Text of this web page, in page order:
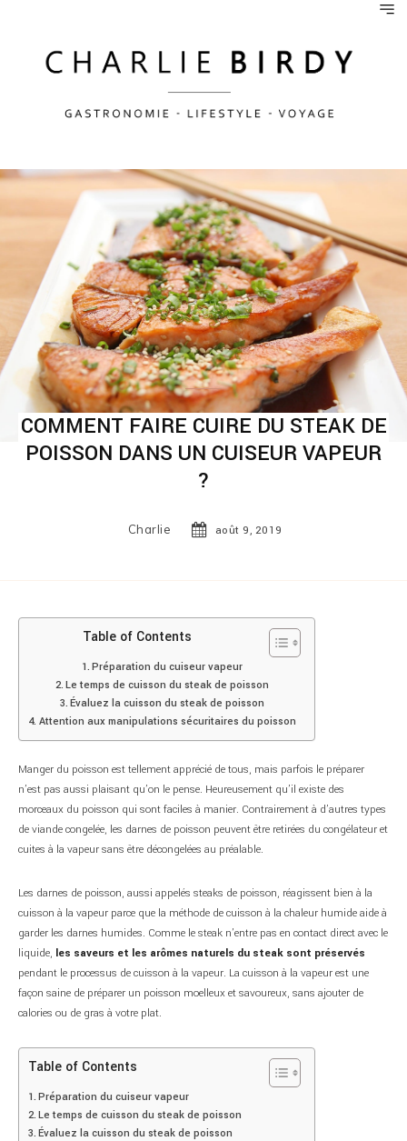
COMMENT FAIRE CUIRE DU STEAK DE
POISSON DANS UN CUISEUR VAPEUR
?
Charlie août 9, 2019
Table of Contents
Préparation du cuiseur vapeur
Le temps de cuisson du steak de poisson
Évaluez la cuisson du steak de poisson
Attention aux manipulations sécuritaires du poisson
Manger du poisson est tellement apprécié de tous, mais parfois le préparer
n’est pas aussi plaisant qu’on le pense. Heureusement qu’il existe des
morceaux du poisson qui sont faciles à manier. Contrairement à d’autres types
de viande congelée, les darnes de poisson peuvent être retirées du congélateur et
cuites à la vapeur sans être décongelées au préalable.
Les darnes de poisson, aussi appelés steaks de poisson, réagissent bien à la
cuisson à la vapeur parce que la méthode de cuisson à la chaleur humide aide à
garder les darnes humides. Comme le steak n’entre pas en contact direct avec le
liquide, les saveurs et les arômes naturels du steak sont préservés
pendant le processus de cuisson à la vapeur. La cuisson à la vapeur est une
façon saine de préparer un poisson moelleux et savoureux, sans ajouter de
calories ou de gras à votre plat.
Table of Contents
Préparation du cuiseur vapeur
Le temps de cuisson du steak de poisson
Évaluez la cuisson du steak de poisson